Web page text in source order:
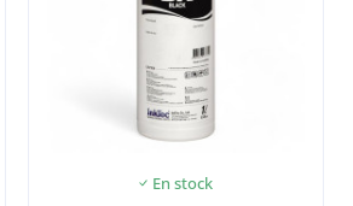
En stock